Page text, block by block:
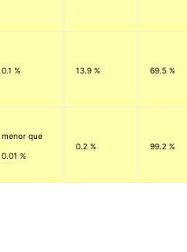
0.1 % 13.9 % 69.5 %
menor que
0.01 %
0.2 % 99.2 %